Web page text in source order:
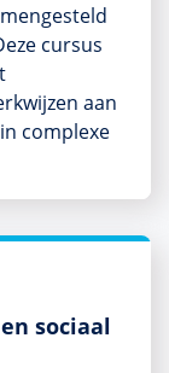
cursus
aan
complexe
sociaal